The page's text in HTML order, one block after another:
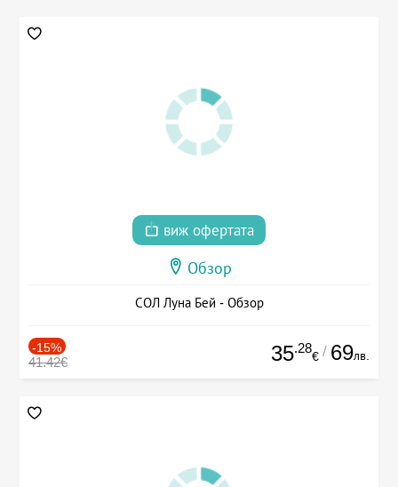
виж офертата
Обзор
СОЛ Луна Бей - Обзор
-15%
41.42€ 35.28
€ / 69лв.